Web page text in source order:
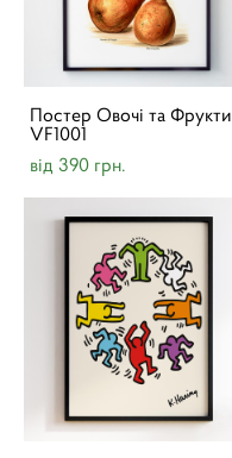
Постер Овочі та Фрукти
VF1001
від 390 грн.